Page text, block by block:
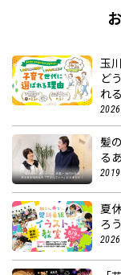
玉
ど
れ
髪
る
夏
ろ